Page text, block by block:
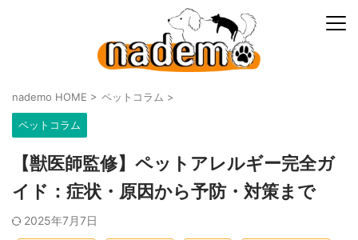
nademo HOME > ペットコラム >
ペットコラム
【獣医師監修】ペットアレルギー完全ガ
イド：症状・原因から予防・対策まで
2025年7月7日